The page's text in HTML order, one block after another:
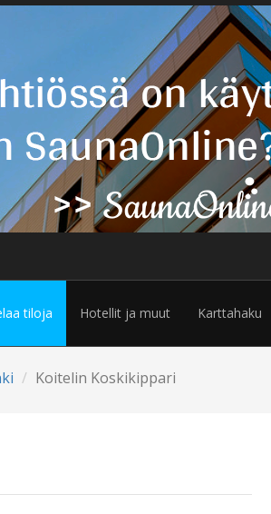
tiloja Hotellit ja muut Karttahaku
Koitelin Koskikippari